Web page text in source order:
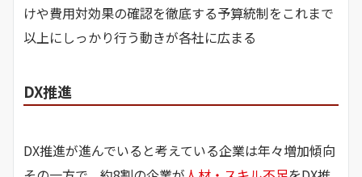
けや費用対効果の確認を徹底する予算統制をこれまで
以上にしっかり行う動きが各社に広まる
DX推進
DX推進が進んでいると考えている企業は年々増加傾向